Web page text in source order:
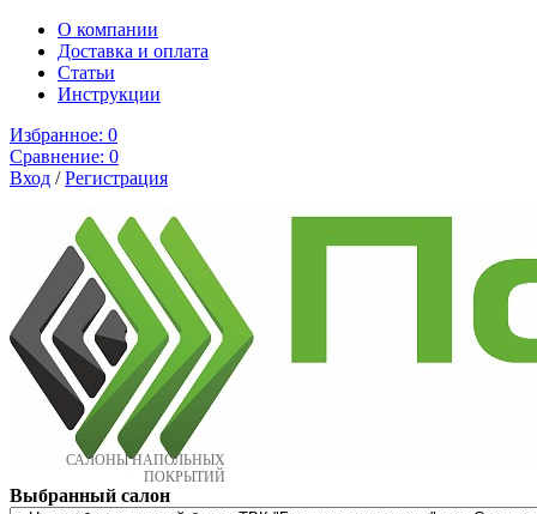
О компании
Доставка и оплата
Cтатьи
Инструкции
Избранное: 0
Сравнение: 0
Вход /Регистрация
САЛОНЫ НАПОЛЬНЫХ
ПОКРЫТИЙ
Выбранный салон